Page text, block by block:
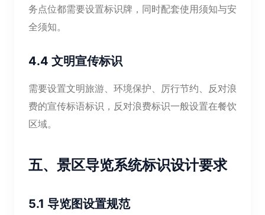
务点位都需要设置标识牌，同时配套使用须知与安
全须知。
4.4 文明宣传标识
需要设置文明旅游、环境保护、厉行节约、反对浪
费的宣传标语标识，反对浪费标识一般设置在餐饮
区域。
五、景区导览系统标识设计要求
5.1 导览图设置规范